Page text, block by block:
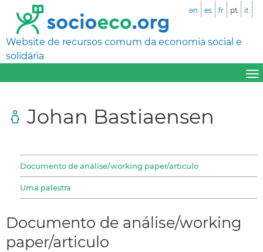
Website de recursos comum da economia social e
solidária
en es fr pt it
Johan Bastiaensen
Documento de análise/working paper/articulo
Uma palestra
Documento de análise/working
paper/articulo